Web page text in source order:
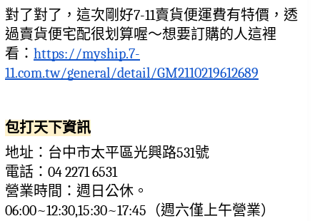
對了對了，這次剛好7-11賣貨便運費有特價，透
過賣貨便宅配很划算喔～想要訂購的人這裡
看： https://myship.7-
11.com.tw/general/detail/GM2110219612689
包打天下資訊
地址：台中市太平區光興路531號
電話：04 2271 6531
營業時間：週日公休。
06:00~12:30,15:30~17:45（週六僅上午營業）